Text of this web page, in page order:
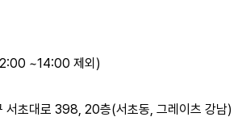
~14:00 제외)
서초대로 398, 20층(서초동, 그레이츠 강남)